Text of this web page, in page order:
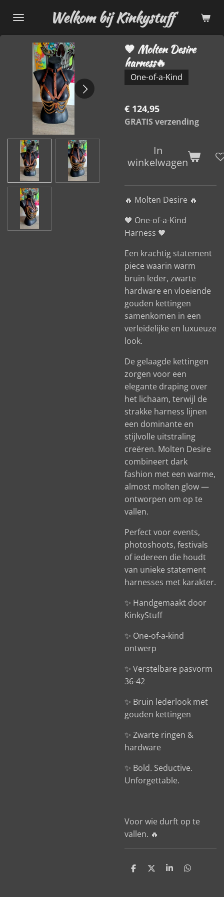
direct
naar
hoofdinhoud
Welkom bij Kinkystuff
🤎 Molten Desire
harness🔥
One-of-a-Kind
€ 124,95
GRATIS verzending
In
winkelwagen
🔥 Molten Desire 🔥
🖤 One-of-a-Kind
Harness 🖤
Een krachtig statement
piece waarin warm
bruin leder, zwarte
hardware en vloeiende
gouden kettingen
samenkomen in een
verleidelijke en luxueuze
look.
De gelaagde kettingen
zorgen voor een
elegante draping over
het lichaam, terwijl de
strakke harness lijnen
een dominante en
stijlvolle uitstraling
creëren. Molten Desire
combineert dark
fashion met een warme,
almost molten glow —
ontworpen om op te
vallen.
Perfect voor events,
photoshoots, festivals
of iedereen die houdt
van unieke statement
harnesses met karakter.
✨ Handgemaakt door
KinkyStuff
✨ One-of-a-kind
ontwerp
✨ Verstelbare pasvorm
36-42
✨ Bruin lederlook met
gouden kettingen
✨ Zwarte ringen &
hardware
✨ Bold. Seductive.
Unforgettable.
Voor wie durft op te
vallen. 🔥
D
D
S
D